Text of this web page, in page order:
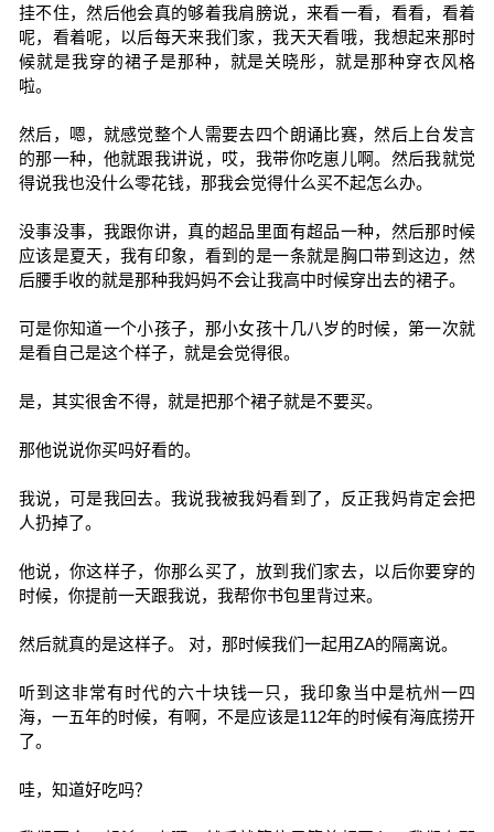
挂不住，然后他会真的够着我肩膀说，来看一看，看看，看着
呢，看着呢，以后每天来我们家，我天天看哦，我想起来那时
候就是我穿的裙子是那种，就是关晓彤，就是那种穿衣风格
啦。
然后，嗯，就感觉整个人需要去四个朗诵比赛，然后上台发言
的那一种，他就跟我讲说，哎，我带你吃崽儿啊。然后我就觉
得说我也没什么零花钱，那我会觉得什么买不起怎么办。
没事没事，我跟你讲，真的超品里面有超品一种，然后那时候
应该是夏天，我有印象，看到的是一条就是胸口带到这边，然
后腰手收的就是那种我妈妈不会让我高中时候穿出去的裙子。
可是你知道一个小孩子，那小女孩十几八岁的时候，第一次就
是看自己是这个样子，就是会觉得很。
是，其实很舍不得，就是把那个裙子就是不要买。
那他说说你买吗好看的。
我说，可是我回去。我说我被我妈看到了，反正我妈肯定会把
人扔掉了。
他说，你这样子，你那么买了，放到我们家去，以后你要穿的
时候，你提前一天跟我说，我帮你书包里背过来。
然后就真的是这样子。 对，那时候我们一起用ZA的隔离说。
听到这非常有时代的六十块钱一只，我印象当中是杭州一四
海，一五年的时候，有啊，不是应该是112年的时候有海底捞开
了。
哇，知道好吃吗？